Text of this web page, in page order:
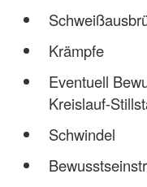
Krämpfe
Eventuell
Kreislauf-
Schwindel